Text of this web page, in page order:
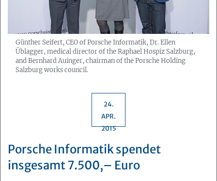
Günther Seifert, CEO of Porsche Informatik, Dr. Ellen
Üblagger, medical director of the Raphael Hospiz Salzburg,
and Bernhard Auinger, chairman of the Porsche Holding
Salzburg works council.
24.
APR.
2015
Porsche Informatik spendet
insgesamt 7.500,– Euro